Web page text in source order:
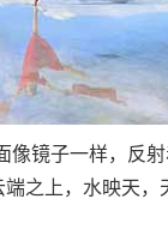
镜子一样，反射
之上，水映天